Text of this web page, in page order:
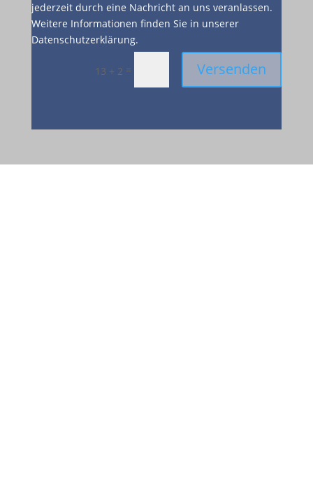
jederzeit durch eine Nachricht an uns veranlassen.
Weitere Informationen finden Sie in unserer
Datenschutzerklärung.
13 + 2 = Versenden